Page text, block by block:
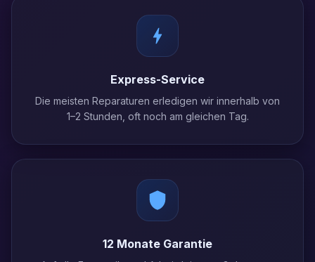
Express-Service
Die meisten Reparaturen erledigen wir innerhalb von
1–2 Stunden, oft noch am gleichen Tag.
12 Monate Garantie